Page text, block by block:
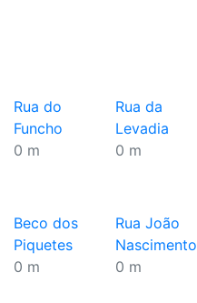
Rua do
Funcho
0 m
Rua da
Levadia
0 m
Beco dos
Piquetes
0 m
Rua João
Nascimento
0 m